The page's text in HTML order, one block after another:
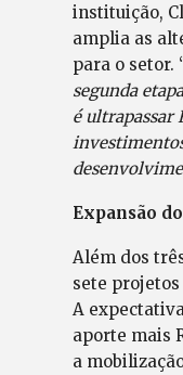
instituição,
amplia as
para o setor.
segunda
é ultrapassar
Expansão
Além dos
sete
A
aporte mais
a